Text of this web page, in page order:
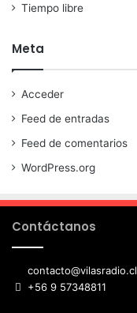
Tiempo libre
Meta
Acceder
Feed de entradas
Feed de comentarios
WordPress.org
Contáctanos
contacto@vilasradio.cl
+56 9 57348811